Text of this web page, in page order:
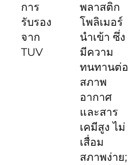
การ
รับรอง
จาก
TUV
พลาสติก
โพลิเมอร์
นำเข้า ซึ่ง
มีความ
ทนทานต่อ
สภาพ
อากาศ
และสาร
เคมีสูง ไม่
เสื่อม
สภาพง่าย;